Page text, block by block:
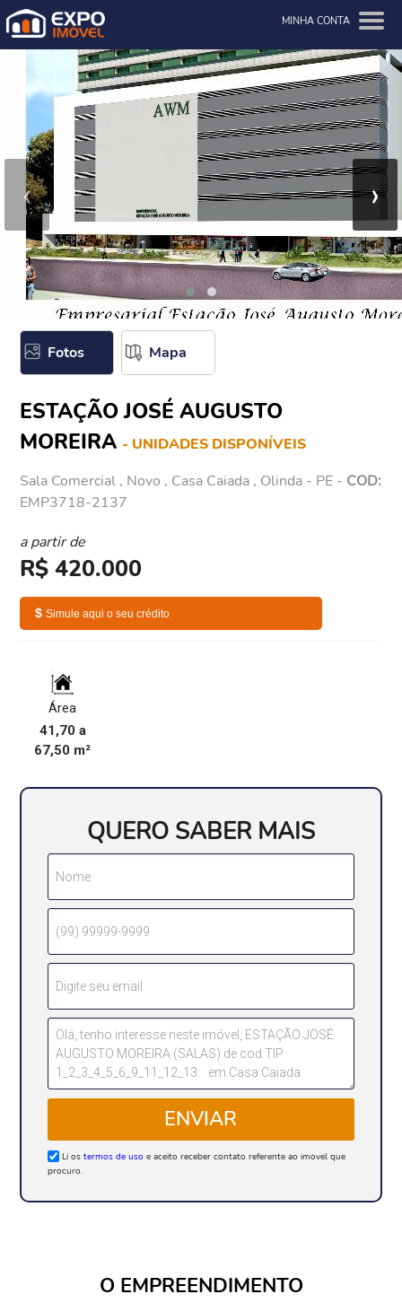
MINHA CONTA
‹ ›
Fotos Mapa
ESTAÇÃO JOSÉ AUGUSTO
MOREIRA - UNIDADES DISPONÍVEIS
Sala Comercial , Novo , Casa Caiada , Olinda - PE - COD:
EMP3718-2137
a partir de
R$ 420.000
$ Simule aqui o seu crédito
Área
41,70 a
67,50 m²
QUERO SABER MAIS
ENVIAR
Li os termos de uso e aceito receber contato referente ao imovel que
procuro.
O EMPREENDIMENTO